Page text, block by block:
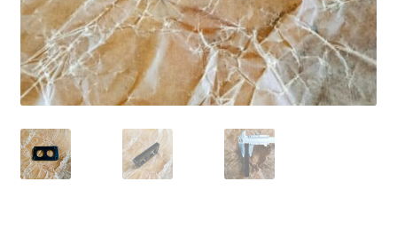
Způsoby úhrady
O nás